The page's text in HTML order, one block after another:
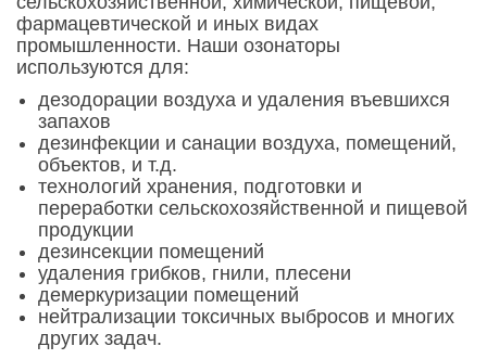
фармацевтической и иных видах
промышленности. Наши озонаторы
используются для:
дезодорации воздуха и удаления въевшихся
запахов
дезинфекции и санации воздуха, помещений,
объектов, и т.д.
технологий хранения, подготовки и
переработки сельскохозяйственной и пищевой
продукции
дезинсекции помещений
удаления грибков, гнили, плесени
демеркуризации помещений
нейтрализации токсичных выбросов и многих
других задач.